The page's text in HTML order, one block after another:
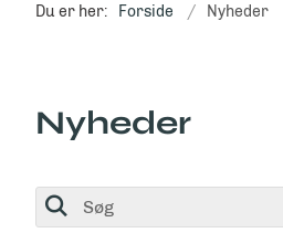
Du er her: Forside Nyheder
Nyheder